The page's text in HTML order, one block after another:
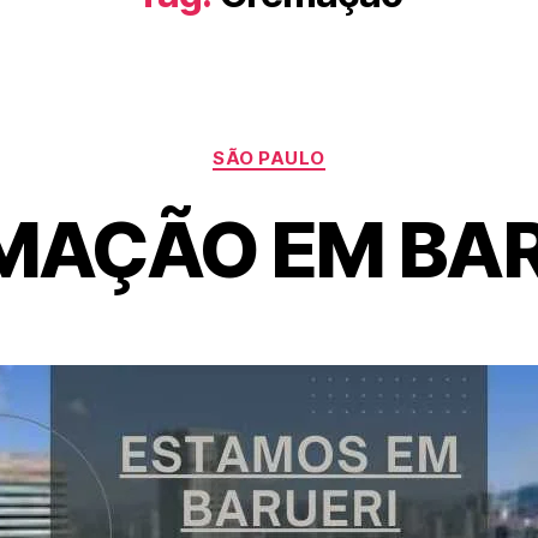
SÃO PAULO
EM